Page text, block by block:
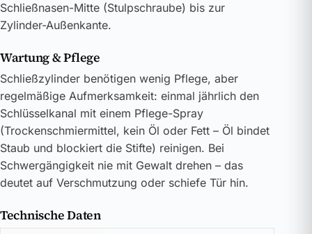
Schließnasen-Mitte (Stulpschraube) bis zur
Zylinder-Außenkante.
Wartung & Pflege
Schließzylinder benötigen wenig Pflege, aber
regelmäßige Aufmerksamkeit: einmal jährlich den
Schlüsselkanal mit einem Pflege-Spray
(Trockenschmiermittel, kein Öl oder Fett – Öl bindet
Staub und blockiert die Stifte) reinigen. Bei
Schwergängigkeit nie mit Gewalt drehen – das
deutet auf Verschmutzung oder schiefe Tür hin.
Technische Daten